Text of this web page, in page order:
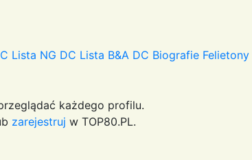
Lista NG DC Lista B&A DC Biografie Felietony
każdego profilu.
zarejestruj w TOP80.PL.